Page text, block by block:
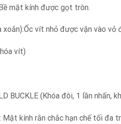
mặt kính được gọt tròn.
xoắn):Ốc vít nhỏ được vặn vào
vít)
BUCKLE (Khóa đôi, 1 lần nhấn,
Mặt kính rắn chắc hạn chế tối đa